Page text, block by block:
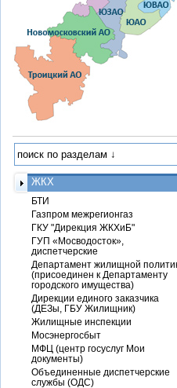
ЖКХ
БТИ
Газпром межрегионгаз
ГКУ "Дирекция ЖКХиБ"
ГУП «Мосводосток»,
диспетчерские
Департамент жилищной
(присоединен к Департаменту
городского имущества)
Дирекции единого заказчика
(ДЕЗы, ГБУ Жилищник)
Жилищные инспекции
Мосэнергосбыт
МФЦ (центр госуслуг Мои
документы)
Объединенные диспетчерские
службы (ОДС)